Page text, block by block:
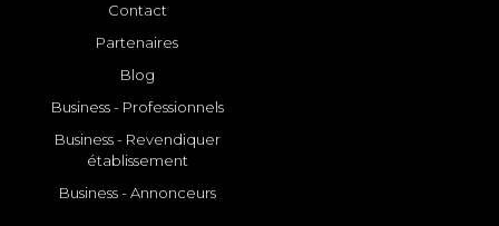
Contact
Partenaires
Blog
Business - Professionnels
Business - Revendiquer
établissement
Business - Annonceurs